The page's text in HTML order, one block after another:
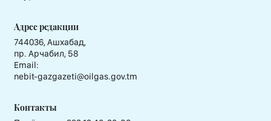
Адрес редакции
744036, Ашхабад,
пр. Арчабил, 58
Email:
nebit-gazgazeti@oilgas.gov.tm
Контакты